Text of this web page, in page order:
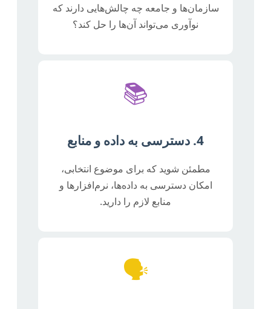
سازمان‌ها و جامعه چه چالش‌هایی دارند که
نوآوری می‌تواند آن‌ها را حل کند؟
📚
4. دسترسی به داده و منابع
مطمئن شوید که برای موضوع انتخابی،
امکان دسترسی به داده‌ها، نرم‌افزارها و
منابع لازم را دارید.
🗣️